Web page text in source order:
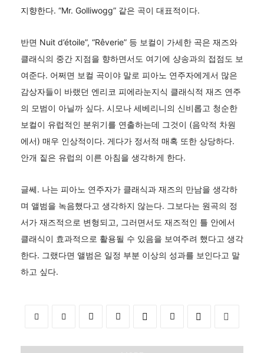
지향한다. “Mr. Golliwogg” 같은 곡이 대표적이다.
반면 Nuit d’étoile”, “Rêverie” 등 보컬이 가세한 곡은 재즈와
클래식의 중간 지점을 향하면서도 여기에 샹송과의 접점도 보
여준다. 어쩌면 보컬 곡이야 말로 피아노 연주자에게서 많은
감상자들이 바랬던 엔리코 피에라눈지식 클래식적 재즈 연주
의 모범이 아닐까 싶다. 시모나 세베리니의 신비롭고 청순한
보컬이 유럽적인 분위기를 연출하는데 그것이 (음악적 차원
에서) 매우 인상적이다. 게다가 정서적 매혹 또한 상당하다.
안개 짙은 유럽의 이른 아침을 생각하게 한다.
글쎄. 나는 피아노 연주자가 클래식과 재즈의 만남을 생각하
며 앨범을 녹음했다고 생각하지 않는다. 그보다는 원곡의 정
서가 재즈적으로 변형되고, 그러면서도 재즈적인 틀 안에서
클래식이 효과적으로 활용될 수 있음을 보여주려 했다고 생각
한다. 그랬다면 앨범은 일정 부분 이상의 성과를 보인다고 말
하고 싶다.